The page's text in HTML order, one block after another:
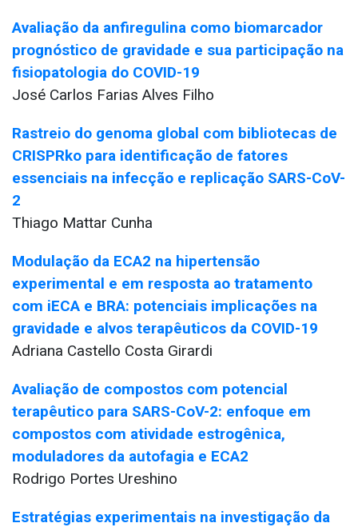
Avaliação da anfiregulina como biomarcador
prognóstico de gravidade e sua participação na
fisiopatologia do COVID-19
José Carlos Farias Alves Filho
Rastreio do genoma global com bibliotecas de
CRISPRko para identificação de fatores
essenciais na infecção e replicação SARS-CoV-
2
Thiago Mattar Cunha
Modulação da ECA2 na hipertensão
experimental e em resposta ao tratamento
com iECA e BRA: potenciais implicações na
gravidade e alvos terapêuticos da COVID-19
Adriana Castello Costa Girardi
Avaliação de compostos com potencial
terapêutico para SARS-CoV-2: enfoque em
compostos com atividade estrogênica,
moduladores da autofagia e ECA2
Rodrigo Portes Ureshino
Estratégias experimentais na investigação da